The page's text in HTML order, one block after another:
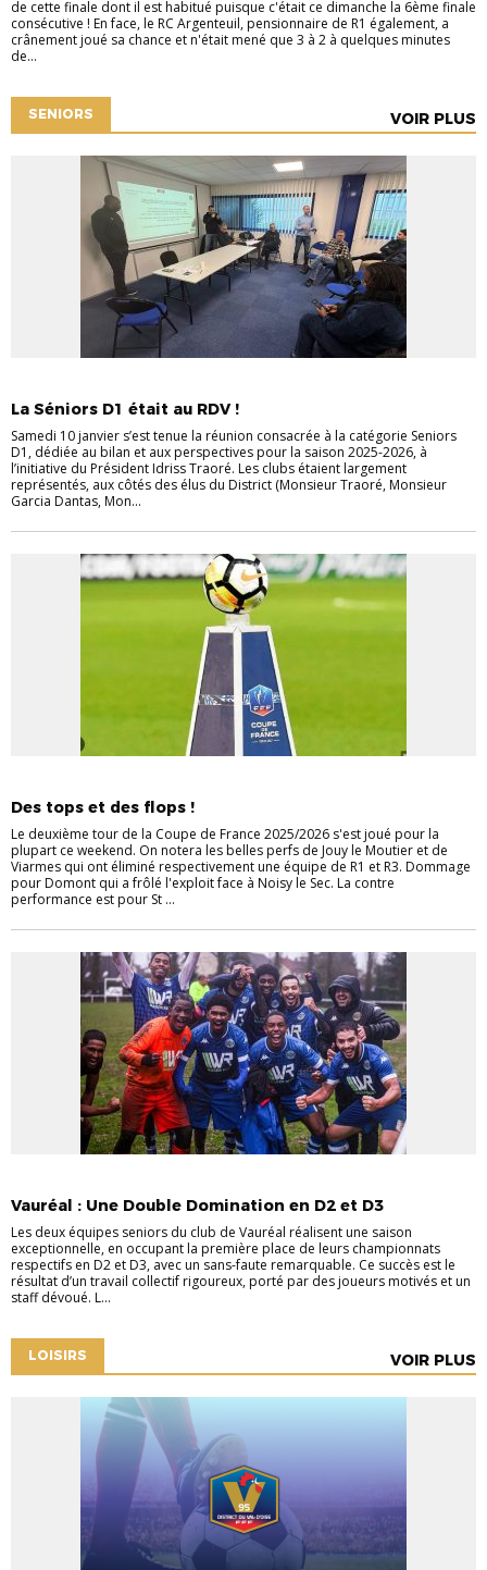
de cette finale dont il est habitué puisque c'était ce dimanche la 6ème finale
consécutive ! En face, le RC Argenteuil, pensionnaire de R1 également, a
crânement joué sa chance et n'était mené que 3 à 2 à quelques minutes
de...
SENIORS VOIR PLUS
La Séniors D1 était au RDV !
Samedi 10 janvier s’est tenue la réunion consacrée à la catégorie Seniors
D1, dédiée au bilan et aux perspectives pour la saison 2025-2026, à
l’initiative du Président Idriss Traoré. Les clubs étaient largement
représentés, aux côtés des élus du District (Monsieur Traoré, Monsieur
Garcia Dantas, Mon...
Des tops et des flops !
Le deuxième tour de la Coupe de France 2025/2026 s'est joué pour la
plupart ce weekend. On notera les belles perfs de Jouy le Moutier et de
Viarmes qui ont éliminé respectivement une équipe de R1 et R3. Dommage
pour Domont qui a frôlé l'exploit face à Noisy le Sec. La contre
performance est pour St ...
Vauréal : Une Double Domination en D2 et D3
Les deux équipes seniors du club de Vauréal réalisent une saison
exceptionnelle, en occupant la première place de leurs championnats
respectifs en D2 et D3, avec un sans-faute remarquable. Ce succès est le
résultat d’un travail collectif rigoureux, porté par des joueurs motivés et un
staff dévoué. L...
LOISIRS VOIR PLUS